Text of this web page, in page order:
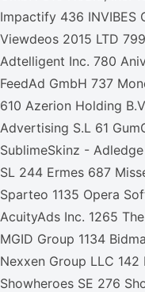
Impactify 436 INVIBES
Viewdeos 2015 LTD
Adtelligent Inc. 780
FeedAd GmbH 737
610 Azerion Holding
Advertising S.L 61
SublimeSkinz -
SL 244 Ermes 687
Sparteo 1135 Opera
AcuityAds Inc. 1265
MGID Group 1134
Nexxen Group LLC 142
Showheroes SE 276